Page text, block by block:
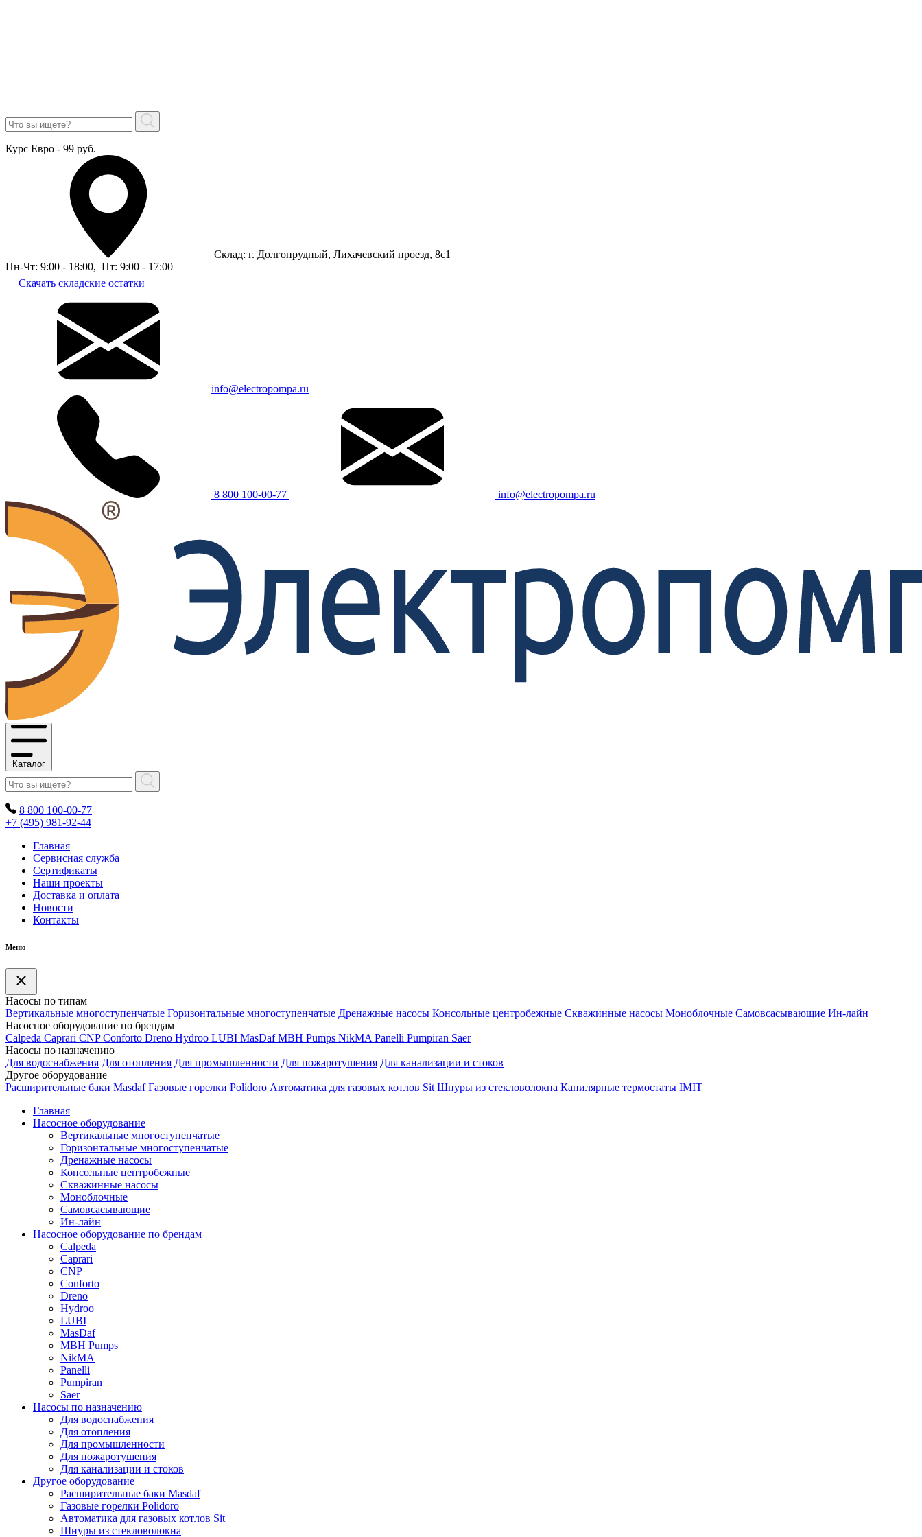
Курс Евро - 99 руб.
Склад: г. Долгопрудный, Лихачевский проезд, 8c1
Пн-Чт: 9:00 - 18:00, Пт: 9:00 - 17:00
Скачать складские остатки
info@electropompa.ru
8 800 100-00-77 info@electropompa.ru
Каталог
8 800 100-00-77
+7 (495) 981-92-44
Главная
Сервисная служба
Сертификаты
Наши проекты
Доставка и оплата
Новости
Контакты
Меню
Насосы по типам
Вертикальные многоступенчатые Горизонтальные многоступенчатые Дренажные насосы Консольные центробежные Скважинные насосы Моноблочные Самовсасывающие Ин-лайн
Насосное оборудование по брендам
Calpeda Caprari CNP Conforto Dreno Hydroo LUBI MasDaf MBH Pumps NikMA Panelli Pumpiran Saer
Насосы по назначению
Для водоснабжения Для отопления Для промышленности Для пожаротушения Для канализации и стоков
Другое оборудование
Расширительные баки Masdaf Газовые горелки Polidoro Автоматика для газовых котлов Sit Шнуры из стекловолокна Капилярные термостаты IMIT
Главная
Насосное оборудование
Вертикальные многоступенчатые
Горизонтальные многоступенчатые
Дренажные насосы
Консольные центробежные
Скважинные насосы
Моноблочные
Самовсасывающие
Ин-лайн
Насосное оборудование по брендам
Calpeda
Caprari
CNP
Conforto
Dreno
Hydroo
LUBI
MasDaf
MBH Pumps
NikMA
Panelli
Pumpiran
Saer
Насосы по назначению
Для водоснабжения
Для отопления
Для промышленности
Для пожаротушения
Для канализации и стоков
Другое оборудование
Расширительные баки Masdaf
Газовые горелки Polidoro
Автоматика для газовых котлов Sit
Шнуры из стекловолокна